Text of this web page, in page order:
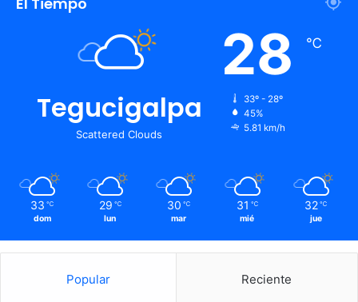
Tegucigalpa
Scattered Clouds
28 ℃
33º - 28º
45%
5.81 km/h
33 ℃
dom
29 ℃
lun
30 ℃
mar
31 ℃
mié
32 ℃
jue
Popular Reciente